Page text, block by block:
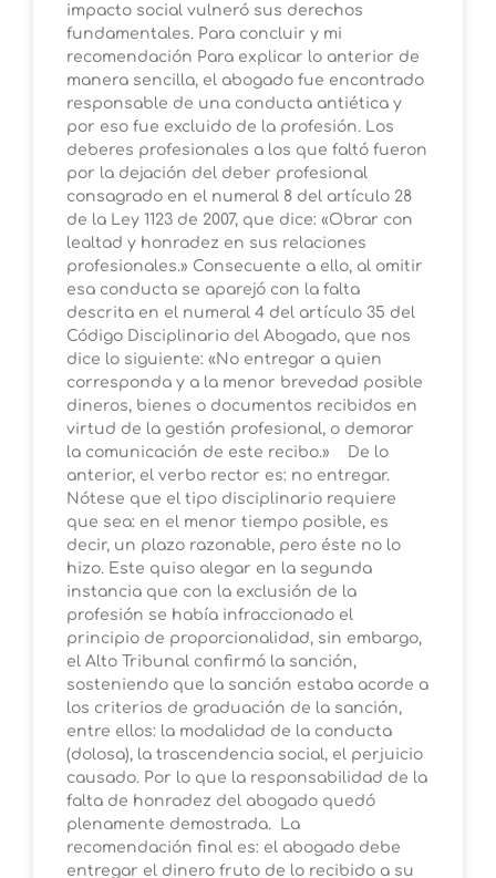
impacto social vulneró sus derechos
fundamentales. Para concluir y mi
recomendación Para explicar lo anterior de
manera sencilla, el abogado fue encontrado
responsable de una conducta antiética y
por eso fue excluido de la profesión. Los
deberes profesionales a los que faltó fueron
por la dejación del deber profesional
consagrado en el numeral 8 del artículo 28
de la Ley 1123 de 2007, que dice: «Obrar con
lealtad y honradez en sus relaciones
profesionales.» Consecuente a ello, al omitir
esa conducta se aparejó con la falta
descrita en el numeral 4 del artículo 35 del
Código Disciplinario del Abogado, que nos
dice lo siguiente: «No entregar a quien
corresponda y a la menor brevedad posible
dineros, bienes o documentos recibidos en
virtud de la gestión profesional, o demorar
la comunicación de este recibo.» De lo
anterior, el verbo rector es: no entregar.
Nótese que el tipo disciplinario requiere
que sea: en el menor tiempo posible, es
decir, un plazo razonable, pero éste no lo
hizo. Este quiso alegar en la segunda
instancia que con la exclusión de la
profesión se había infraccionado el
principio de proporcionalidad, sin embargo,
el Alto Tribunal confirmó la sanción,
sosteniendo que la sanción estaba acorde a
los criterios de graduación de la sanción,
entre ellos: la modalidad de la conducta
(dolosa), la trascendencia social, el perjuicio
causado. Por lo que la responsabilidad de la
falta de honradez del abogado quedó
plenamente demostrada. La
recomendación final es: el abogado debe
entregar el dinero fruto de lo recibido a su